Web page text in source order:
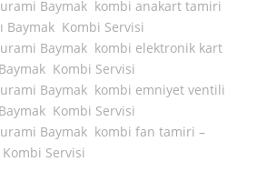
Baymak kombi anakart tamiri
Baymak Kombi Servisi
Baymak kombi elektronik kart
Kombi Servisi
Baymak kombi emniyet ventili
Kombi Servisi
Baymak kombi fan tamiri –
Servisi